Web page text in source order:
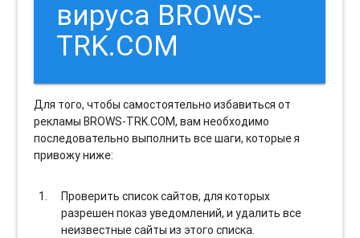
вируса BROWS-
TRK.COM
Для того, чтобы самостоятельно избавиться от
рекламы BROWS-TRK.COM, вам необходимо
последовательно выполнить все шаги, которые я
привожу ниже:
Проверить список сайтов, для которых
разрешен показ уведомлений, и удалить все
неизвестные сайты из этого списка.